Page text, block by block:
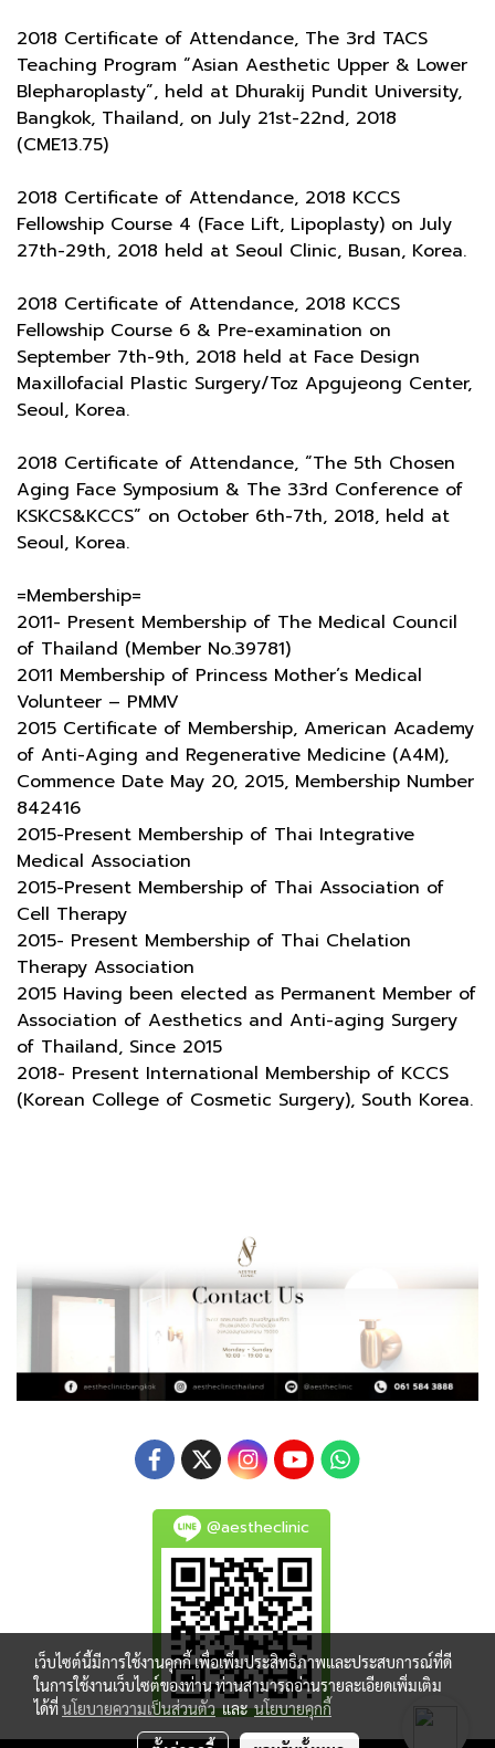
2018 Certificate of Attendance, The 3rd TACS
Teaching Program “Asian Aesthetic Upper & Lower
Blepharoplasty”, held at Dhurakij Pundit University,
Bangkok, Thailand, on July 21st-22nd, 2018
(CME13.75)
2018 Certificate of Attendance, 2018 KCCS
Fellowship Course 4 (Face Lift, Lipoplasty) on July
27th-29th, 2018 held at Seoul Clinic, Busan, Korea.
2018 Certificate of Attendance, 2018 KCCS
Fellowship Course 6 & Pre-examination on
September 7th-9th, 2018 held at Face Design
Maxillofacial Plastic Surgery/Toz Apgujeong Center,
Seoul, Korea.
2018 Certificate of Attendance, “The 5th Chosen
Aging Face Symposium & The 33rd Conference of
KSKCS&KCCS” on October 6th-7th, 2018, held at
Seoul, Korea.
=Membership=
2011- Present Membership of The Medical Council
of Thailand (Member No.39781)
2011 Membership of Princess Mother’s Medical
Volunteer – PMMV
2015 Certificate of Membership, American Academy
of Anti-Aging and Regenerative Medicine (A4M),
Commence Date May 20, 2015, Membership Number
842416
2015-Present Membership of Thai Integrative
Medical Association
2015-Present Membership of Thai Association of
Cell Therapy
2015- Present Membership of Thai Chelation
Therapy Association
2015 Having been elected as Permanent Member of
Association of Aesthetics and Anti-aging Surgery
of Thailand, Since 2015
2018- Present International Membership of KCCS
(Korean College of Cosmetic Surgery), South Korea.
@aestheclinic
เว็บไซต์นี้มีการใช้งานคุกกี้ เพื่อเพิ่มประสิทธิภาพและประสบการณ์ที่ดี
ในการใช้งานเว็บไซต์ของท่าน ท่านสามารถอ่านรายละเอียดเพิ่มเติม
ได้ที่นโยบายความเป็นส่วนตัวและนโยบายคุกกี้